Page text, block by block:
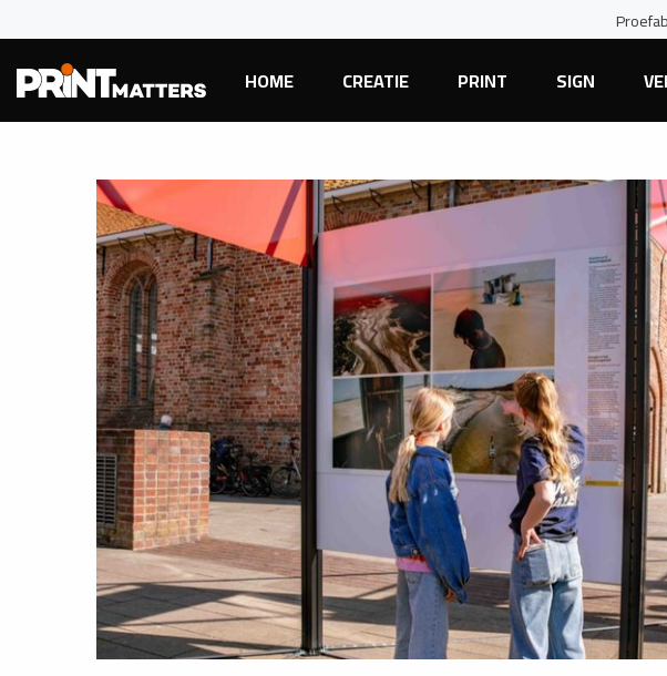
HOME CREATIE PRINT SIGN